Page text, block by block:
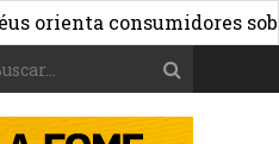
consumidores sobre os